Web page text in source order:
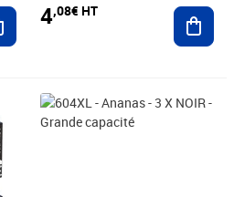
Ajouter au panier
4,08€ HT
Prix 8,25€ HT